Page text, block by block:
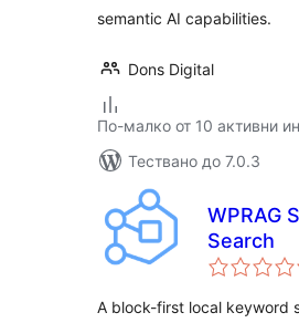
semantic AI capabilities.
Dons Digital
По-малко от 10 активни
Тествано до 7.0.3
WPRAG
Search
A block-first local keyword